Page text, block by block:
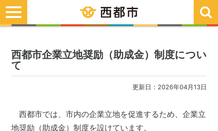
toggle
navigation
西都市企業立地奨励（助成金）制度につい
て
更新日：2026年04月13日
西都市では、市内の企業立地を促進するため、企業立
地奨励（助成金）制度を設けています。